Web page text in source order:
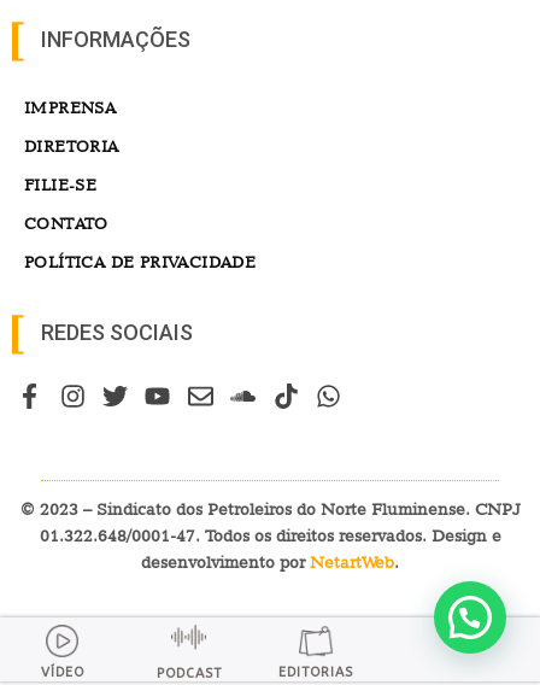
INFORMAÇÕES
IMPRENSA
DIRETORIA
FILIE-SE
CONTATO
POLÍTICA DE PRIVACIDADE
REDES SOCIAIS
© 2023 – Sindicato dos Petroleiros do Norte Fluminense. CNPJ
01.322.648/0001-47. Todos os direitos reservados. Design e
desenvolvimento porNetartWeb.
VÍDEO PODCAST EDITORIAS